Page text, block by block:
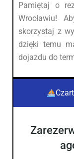
Pamiętaj o
Wrocławiu!
skorzystaj z
dzięki temu
dojazdu do